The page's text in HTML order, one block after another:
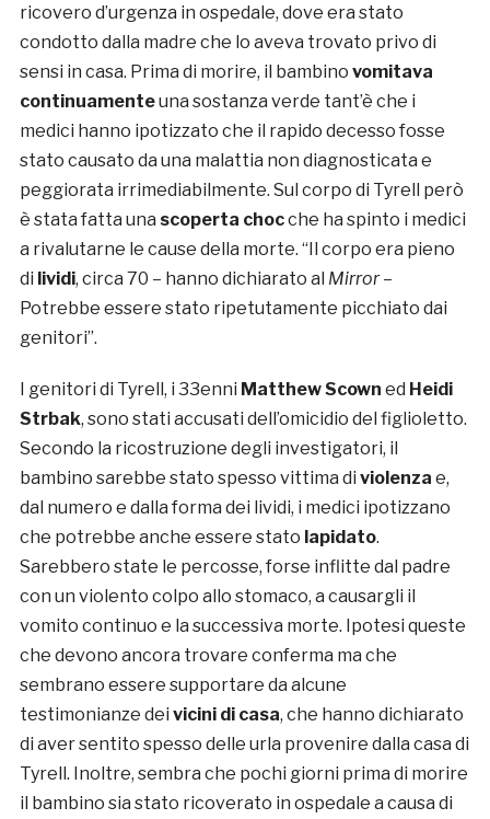
ricovero d’urgenza in ospedale, dove era stato
condotto dalla madre che lo aveva trovato privo di
sensi in casa. Prima di morire, il bambino vomitava
continuamenteuna sostanza verde tant’è che i
medici hanno ipotizzato che il rapido decesso fosse
stato causato da una malattia non diagnosticata e
peggiorata irrimediabilmente. Sul corpo di Tyrell però
è stata fatta una scoperta chocche ha spinto i medici
a rivalutarne le cause della morte. “Il corpo era pieno
di lividi, circa 70 – hanno dichiarato al Mirror–
Potrebbe essere stato ripetutamente picchiato dai
genitori”.
I genitori di Tyrell, i 33enni Matthew Scown ed Heidi
Strbak, sono stati accusati dell’omicidio del figlioletto.
Secondo la ricostruzione degli investigatori, il
bambino sarebbe stato spesso vittima di violenza e,
dal numero e dalla forma dei lividi, i medici ipotizzano
che potrebbe anche essere stato lapidato.
Sarebbero state le percosse, forse inflitte dal padre
con un violento colpo allo stomaco, a causargli il
vomito continuo e la successiva morte. Ipotesi queste
che devono ancora trovare conferma ma che
sembrano essere supportare da alcune
testimonianze dei vicini di casa, che hanno dichiarato
di aver sentito spesso delle urla provenire dalla casa di
Tyrell. Inoltre, sembra che pochi giorni prima di morire
il bambino sia stato ricoverato in ospedale a causa di